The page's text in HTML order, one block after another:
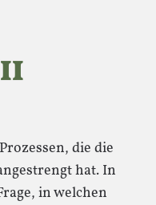
die die
hat. In
in welchen